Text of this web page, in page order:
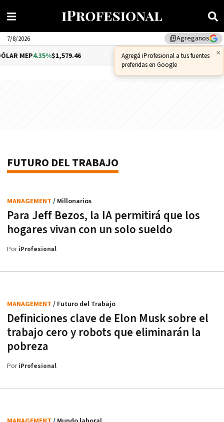
library_addAgreganos
×
Agregá iProfesional a tus fuentes
preferidas en Google
7/8/2026
MEP4.35%$1,579.46 DÓLAR CCL1.02%$1,575.53
FUTURO DEL TRABAJO
Para Jeff Bezos, la IA permitirá que los
hogares vivan con un solo sueldo
MANAGEMENT / Millonarios
PoriProfesional
Definiciones clave de Elon Musk sobre el
trabajo cero y robots que eliminarán la
pobreza
MANAGEMENT / Futuro del Trabajo
PoriProfesional